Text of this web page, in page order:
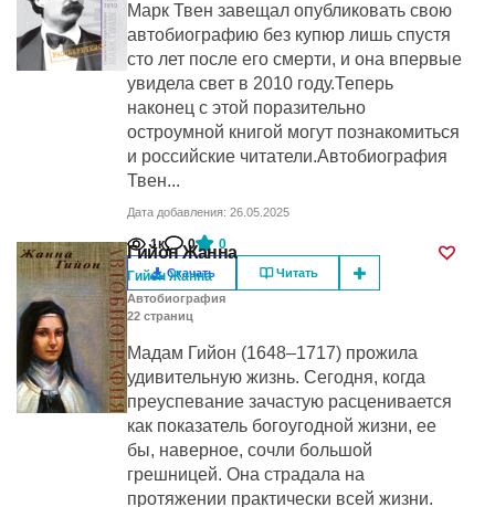
Марк Твен завещал опубликовать свою
автобиографию без купюр лишь спустя
сто лет после его смерти, и она впервые
увидела свет в 2010 году.Теперь
наконец с этой поразительно
остроумной книгой могут познакомиться
и российские читатели.Автобиография
Твен...
Дата добавления: 26.05.2025
1к 0 0
Скачать Читать
Гийон Жанна
Гийон Жанна
Автобиография
22 cтраниц
Мадам Гийон (1648–1717) прожила
удивительную жизнь. Сегодня, когда
преуспевание зачастую расценивается
как показатель богоугодной жизни, ее
бы, наверное, сочли большой
грешницей. Она страдала на
протяжении практически всей жизни.